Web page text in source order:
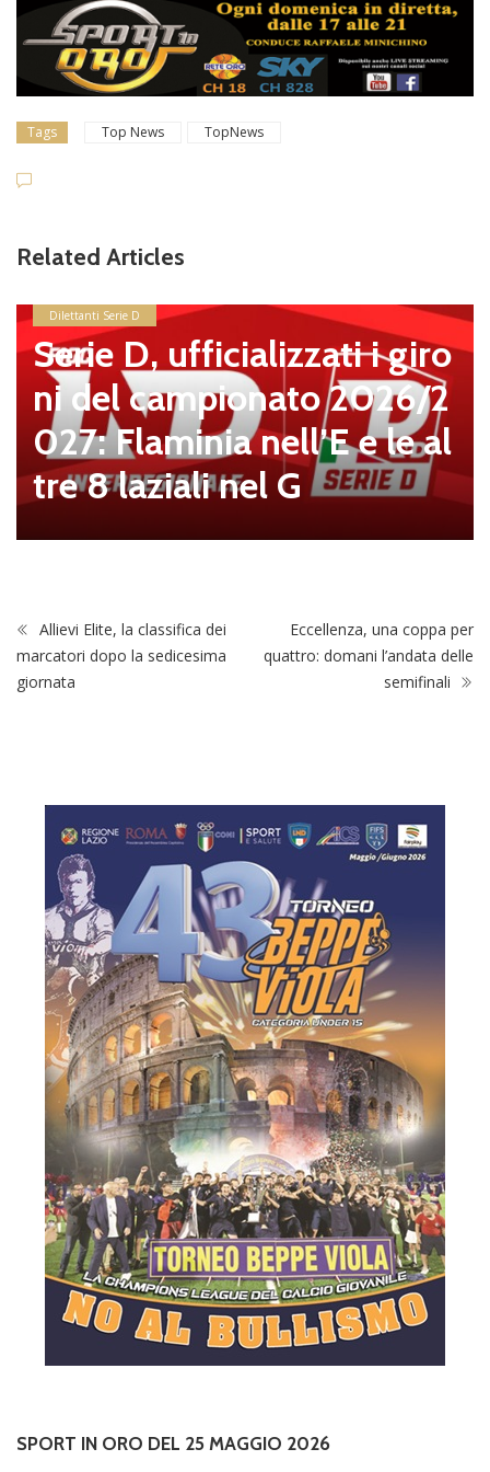
Tags Top News TopNews
Related Articles
Dilettanti Serie D
Serie D, ufficializzati i giro
ni del campionato 2026/2
027: Flaminia nell’E e le al
tre 8 laziali nel G
Allievi Elite, la classifica dei
marcatori dopo la sedicesima
giornata
Eccellenza, una coppa per
quattro: domani l’andata delle
semifinali
SPORT IN ORO DEL 25 MAGGIO 2026